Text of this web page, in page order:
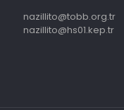
nazillito@tobb.org.tr
nazillito@hs01.kep.tr